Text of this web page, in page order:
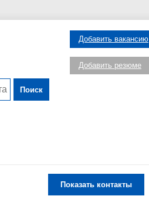
Поиск
Добавить вакансию
Добавить резюме
Показать контакты